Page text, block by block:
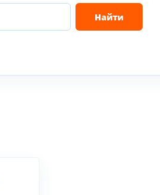
Найти